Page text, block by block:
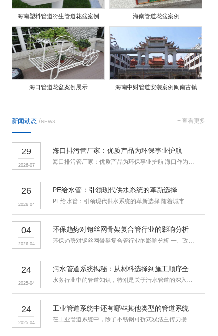
海南塑料管道衍生管道花盆案例 海南管道花盆案例
海口管道花盆案例展示 海南中财管道安装案例闽南古镇
新闻动态 /NEWS + 查看更多
29
2026-07
海口排污管厂家：优质产品为环保事业护航
海口排污管厂家：优质产品为环保事业护航 海口作为海南省重要的制
26
2026-04
PE给水管：引领现代供水系统的革新选择
PE给水管：引领现代供水系统的革新选择 随着城市化进程的加快和
04
2026-04
环保趋势对钢丝网骨架复合管行业的影响分析
环保趋势对钢丝网骨架复合管行业的影响分析 一、政策法规驱动产业
24
2025-04
污水管道系统揭秘：从材料选择到施工顺序全解析
水务行业中的管道知识，特别是关于污水管道的深入了解，对于我们理解
24
2025-04
工业管道系统中还有哪些其他类型的管道系统
在工业管道系统中，除了不锈钢可拆式双法兰传力接头所应用的管道系统